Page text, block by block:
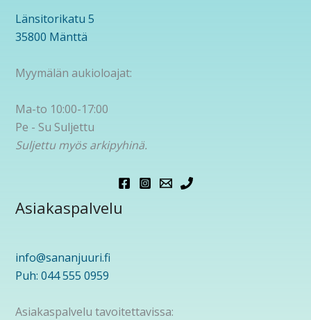
Länsitorikatu 5
35800 Mänttä
Myymälän aukioloajat:
Ma-to 10:00-17:00
Pe - Su Suljettu
Suljettu myös arkipyhinä.
Asiakaspalvelu
info@sananjuuri.fi
Puh: 044 555 0959
Asiakaspalvelu tavoitettavissa: